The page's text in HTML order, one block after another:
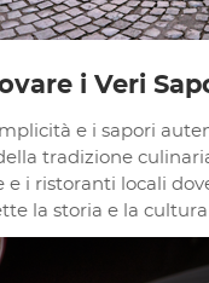
i Veri
e i sapori
tradizione
e i ristoranti locali
la storia e la